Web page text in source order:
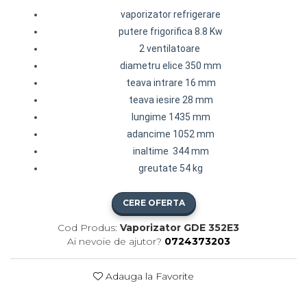
vaporizator refrigerare
putere frigorifica 8.8 Kw
2 ventilatoare
diametru elice 350 mm
teava intrare 16 mm
teava iesire 28 mm
lungime 1435 mm
adancime 1052 mm
inaltime 344 mm
greutate 54 kg
CERE OFERTA
Cod Produs: Vaporizator GDE 352E3
Ai nevoie de ajutor? 0724373203
Adauga la Favorite